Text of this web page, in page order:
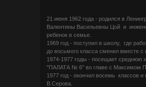
21 июня 1962 года - родился в
Валентины Васильевны Цой и
ребенок в семье.
1969 год - поступил в школу, где
до восьмого класса сменил вместе
1974-1977 годы - посещает среднюю
"ПАЛАТА № 6" во главе с Максимом
1977 год - окончил восемь классов
В.Серова.